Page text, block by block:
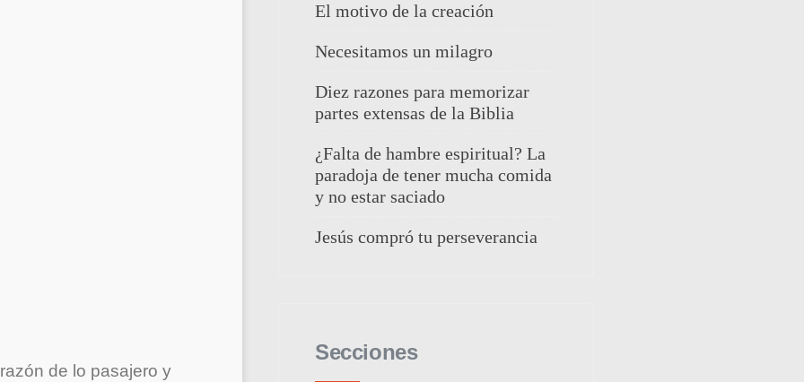
de lo pasajero y
El motivo de la creación
Necesitamos un milagro
Diez razones para memorizar
partes extensas de la Biblia
¿Falta de hambre espiritual? La
paradoja de tener mucha comida
y no estar saciado
Jesús compró tu perseverancia
Secciones